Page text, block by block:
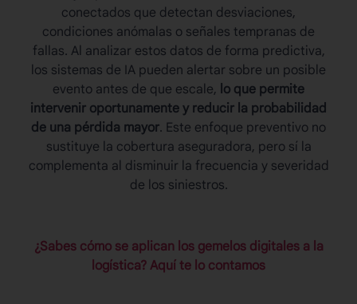
conectados que detectan desviaciones,
condiciones anómalas o señales tempranas de
fallas. Al analizar estos datos de forma predictiva,
los sistemas de IA pueden alertar sobre un posible
evento antes de que escale, lo que permite
intervenir oportunamente y reducir la probabilidad
de una pérdida mayor. Este enfoque preventivo no
sustituye la cobertura aseguradora, pero sí la
complementa al disminuir la frecuencia y severidad
de los siniestros.
¿Sabes cómo se aplican los gemelos digitales a la
logística? Aquí te lo contamos